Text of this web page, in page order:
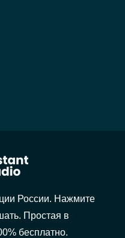
России. Нажмите
Простая в
бесплатно.